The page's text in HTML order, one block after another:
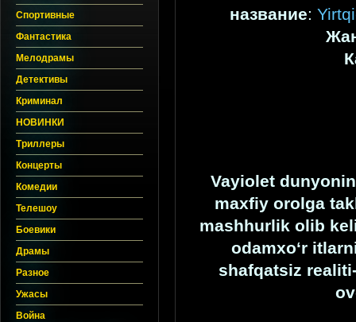
Спортивные
Фантастика
Мелодрамы
Детективы
Криминал
НОВИНКИ
Триллеры
Концерты
Комедии
Телешоу
Боевики
Драмы
Разное
Ужасы
Война
название:
Vayiolet
maxfiy orolga
mashhurlik olib
odamxo‘r
shafqatsiz